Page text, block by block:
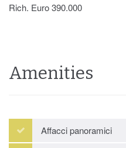
Rich. Euro 390.000
Amenities
Affacci panoramici